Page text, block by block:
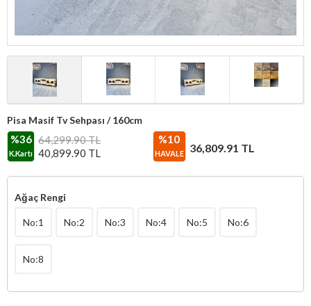
Pisa Masif Tv Sehpası / 160cm
%36
K.Kartı
64,299.90 TL
40,899.90 TL
%10
HAVALE 36,809.91 TL
Ağaç Rengi
No:1 No:2 No:3 No:4 No:5 No:6
No:8